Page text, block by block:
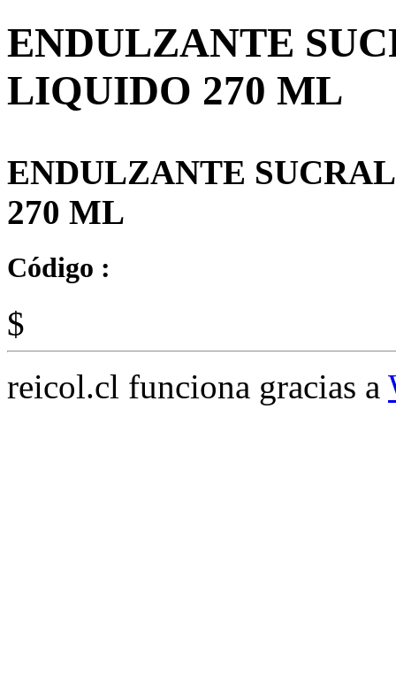
ENDULZANTE
LIQUIDO 270 ML
ENDULZANTE
270 ML
Código :
$
reicol.cl funciona gracias a